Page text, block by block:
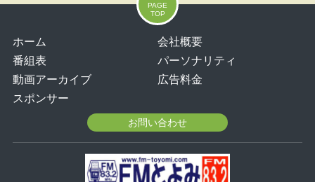
PAGE
TOP
ホーム
会社概要
番組表
パーソナリティ
動画アーカイブ
広告料金
スポンサー
お問い合わせ